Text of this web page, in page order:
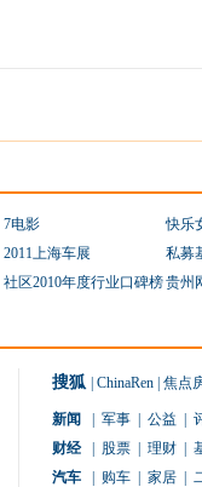
7电影
快乐
2011上海车展
私募
社区2010年度行业口碑榜贵州
搜狐 ChinaRen 焦点
新闻 军事 公益
财经
股票 理财
汽车
购车 家居